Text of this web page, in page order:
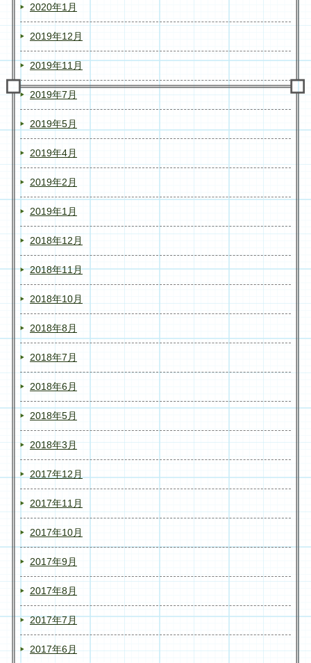
2020年1月
2019年12月
2019年11月
2019年7月
2019年5月
2019年4月
2019年2月
2019年1月
2018年12月
2018年11月
2018年10月
2018年8月
2018年7月
2018年6月
2018年5月
2018年3月
2017年12月
2017年11月
2017年10月
2017年9月
2017年8月
2017年7月
2017年6月